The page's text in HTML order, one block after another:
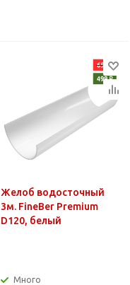
Желоб водосточный
3м. FineBer Premium
D120, белый
Много